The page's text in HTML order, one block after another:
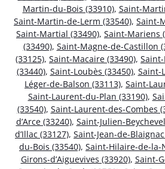
Martin-du-Bois (33910), Saint-
Saint-Martin-de-Lerm (33540), Saint-
Saint-Martial (33490), Saint-Mariens
(33490), Saint-Magne-de-Castillon
(33125), Saint-Macaire (33490),
(33440), Saint-Loubès (33450), Saint-
Léger-de-Balson (33113), Saint-
Saint-Laurent-du-Plan (33190),
(33540), Saint-Laurent-des-Combes
d’Arce (33240), Saint-Julien-
d’Illac (33127), Saint-Jean-de-
du-Bois (33540), Saint-Hilaire-de-la-
Girons-d’Aiguevives (33920), Saint-